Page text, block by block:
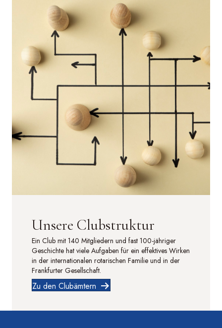
Unsere Clubstruktur
Ein Club mit 140 Mitgliedern und fast 100-jähriger
Geschichte hat viele Aufgaben für ein effektives Wirken
in der internationalen rotarischen Familie und in der
Frankfurter Gesellschaft.
Zu den Clubämtern